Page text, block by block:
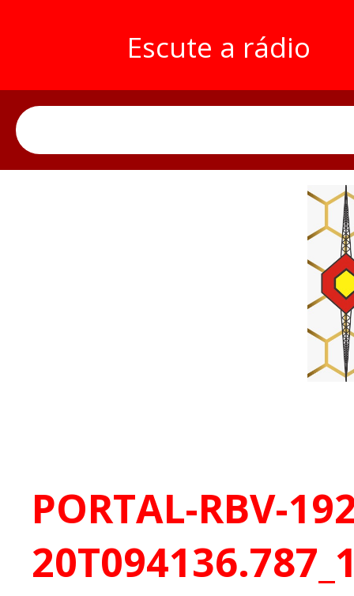
Escute a rádio
PORTAL-RBV-